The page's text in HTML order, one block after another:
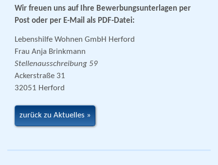
Wir freuen uns auf Ihre Bewerbungsunterlagen per
Post oder per E-Mail als PDF-Datei:
Lebenshilfe Wohnen GmbH Herford
Frau Anja Brinkmann
Stellenausschreibung 59
Ackerstraße 31
32051 Herford
zurück zu Aktuelles